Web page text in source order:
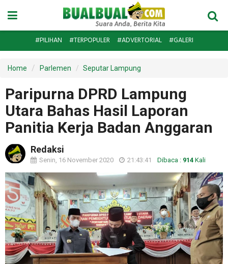
#PILIHAN #TERPOPULER #ADVERTORIAL #GALERI
Home Parlemen Seputar Lampung
Paripurna DPRD Lampung
Utara Bahas Hasil Laporan
Panitia Kerja Badan Anggaran
Redaksi
Senin, 16 November 2020 21:43:41 Dibaca : 914 Kali